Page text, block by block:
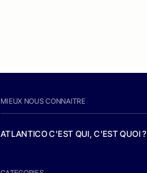
MIEUX NOUS CONNAITRE
ATLANTICO C'EST QUI, C'EST QUOI ?